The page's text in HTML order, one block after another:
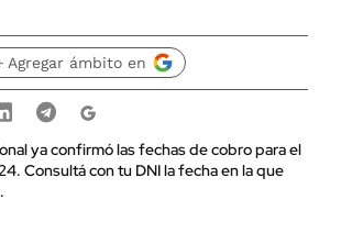
Agregar ámbito en
ya confirmó las fechas de cobro para el
Consultá con tu DNI la fecha en la que